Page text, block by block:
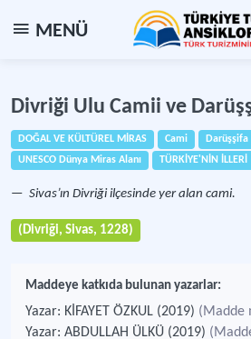
MENÜ
Divriği Ulu Camii ve
DOĞAL VE KÜLTÜREL MİRAS Cami
Darüşşifa
UNESCO Dünya Miras Alanı
TÜRKİYE'NİN İLLERİ
Sivas’ın Divriği ilçesinde yer alan cami.
(Divriği, Sivas, 1228)
Maddeye katkıda bulunan yazarlar:
Yazar: KİFAYET ÖZKUL (2019) (Madde
Yazar: ABDULLAH ÜLKÜ (2019)